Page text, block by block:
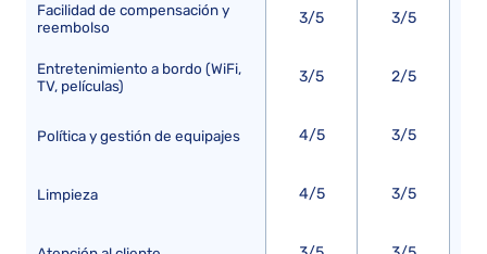
Facilidad de compensación y
reembolso
Entretenimiento a bordo (WiFi,
TV, películas)
Política y gestión de equipajes
Limpieza
3/5
3/5
4/5
4/5
3/5
2/5
3/5
3/5